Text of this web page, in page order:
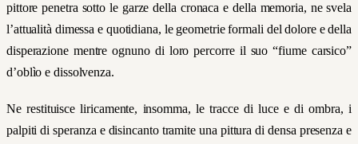
pittore penetra sotto le garze della cronaca e della memoria, ne svela
l’attualità dimessa e quotidiana, le geometrie formali del dolore e della
disperazione mentre ognuno di loro percorre il suo “fiume carsico”
d’oblìo e dissolvenza.
Ne restituisce liricamente, insomma, le tracce di luce e di ombra, i
palpiti di speranza e disincanto tramite una pittura di densa presenza e